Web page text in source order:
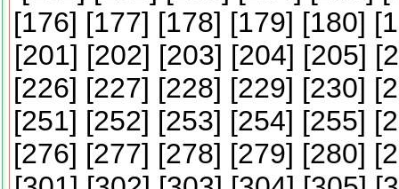
[176] [177] [178] [179] [180] [
[201] [202] [203] [204] [205] [
[226] [227] [228] [229] [230] [
[251] [252] [253] [254] [255] [
[276] [277] [278] [279] [280] [